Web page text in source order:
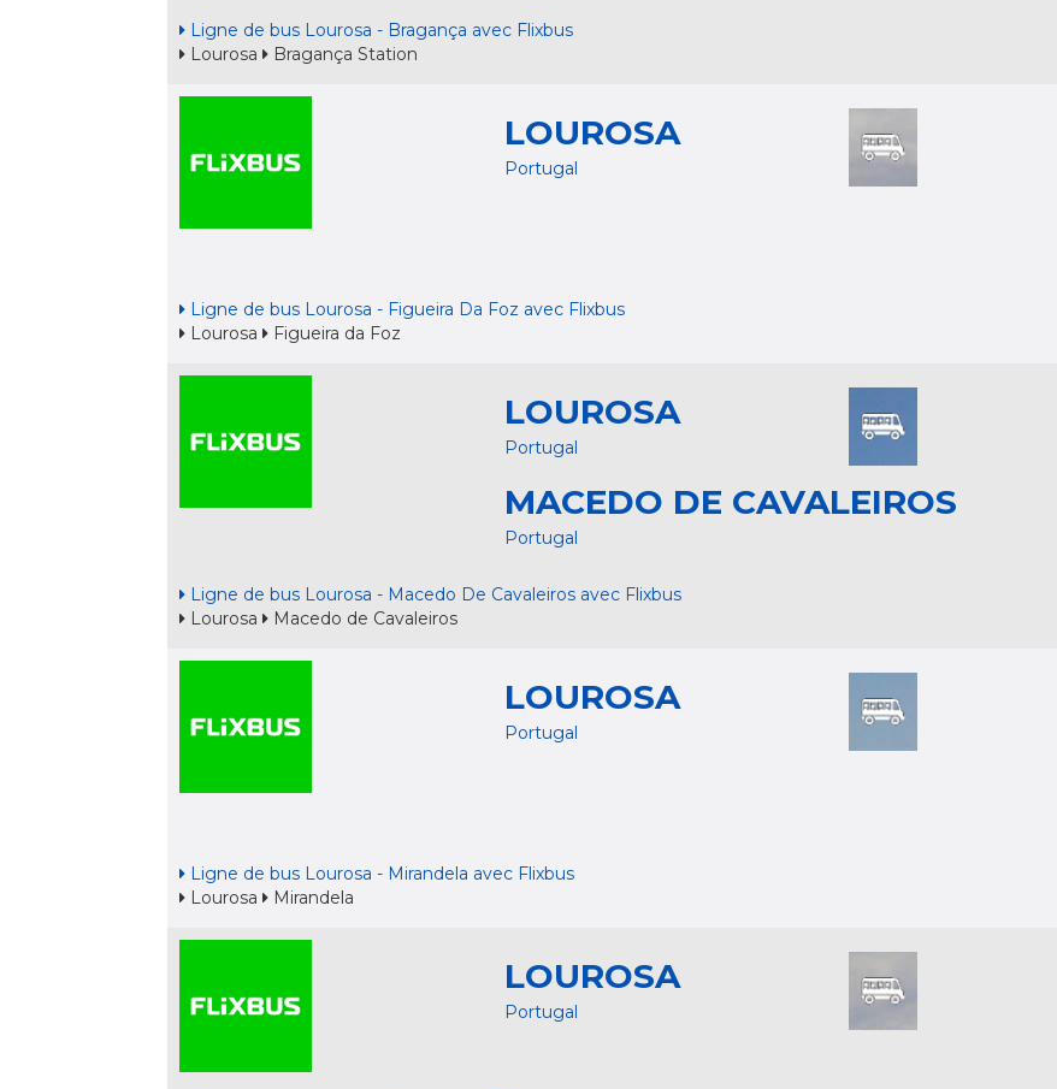
Ligne de bus Lourosa - Bragança avec Flixbus
Lourosa Bragança Station
LOUROSA
Portugal
Ligne de bus Lourosa - Figueira Da Foz avec Flixbus
Lourosa Figueira da Foz
LOUROSA
Portugal
MACEDO DE CAVALEIROS
Portugal
Ligne de bus Lourosa - Macedo De Cavaleiros avec Flixbus
Lourosa Macedo de Cavaleiros
LOUROSA
Portugal
Ligne de bus Lourosa - Mirandela avec Flixbus
Lourosa Mirandela
LOUROSA
Portugal